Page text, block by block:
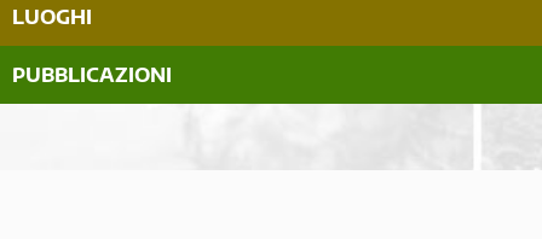
LUOGHI
PUBBLICAZIONI